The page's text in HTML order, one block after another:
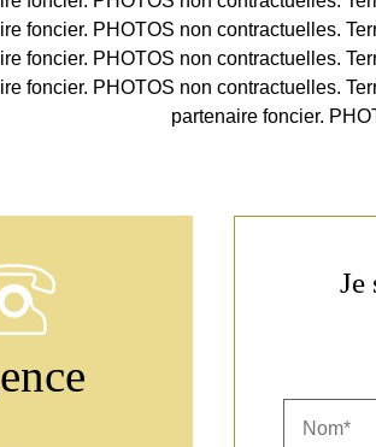
foncier. PHOTOS non contractuelles.
foncier. PHOTOS non contractuelles.
foncier. PHOTOS non contractuelles.
partenaire foncier.
Je